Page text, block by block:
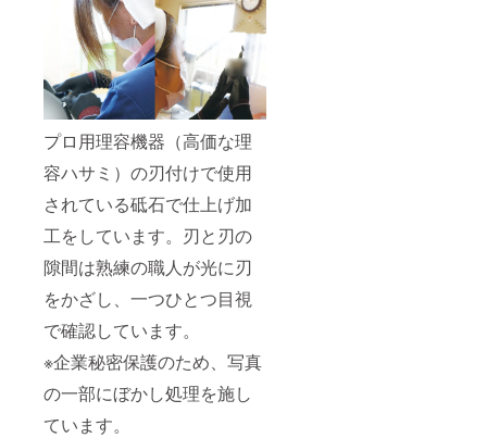
プロ用理容機器（高価な理
容ハサミ）の刃付けで使用
されている砥石で仕上げ加
工をしています。刃と刃の
隙間は熟練の職人が光に刃
をかざし、一つひとつ目視
で確認しています。
※企業秘密保護のため、写真
の一部にぼかし処理を施し
ています。